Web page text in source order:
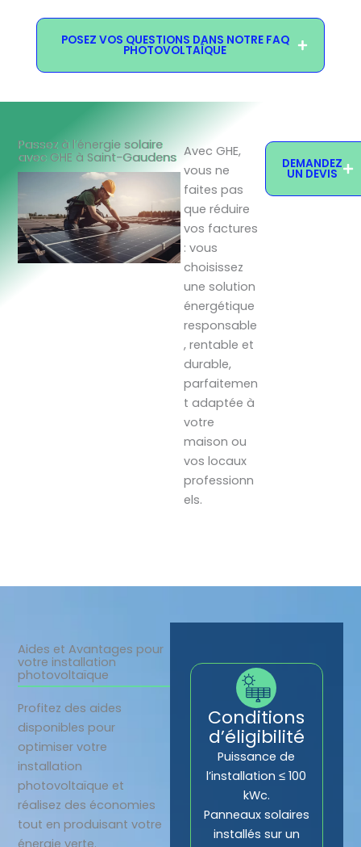
POSEZ VOS QUESTIONS DANS NOTRE FAQ
PHOTOVOLTAÏQUE
Passez à l’énergie solaire
avec GHE à Saint-Gaudens Avec GHE,
vous ne
faites pas
que réduire
vos factures
: vous
choisissez
une solution
énergétique
responsable
, rentable et
durable,
parfaitemen
t adaptée à
votre
maison ou
vos locaux
professionn
els.
DEMANDEZ
UN DEVIS
Aides et Avantages pour
votre installation
photovoltaïque
Profitez des aides
disponibles pour
optimiser votre
installation
photovoltaïque et
réalisez des économies
tout en produisant votre
Conditions
d’éligibilité
Puissance de
l’installation ≤ 100
kWc.
Panneaux solaires
installés sur un